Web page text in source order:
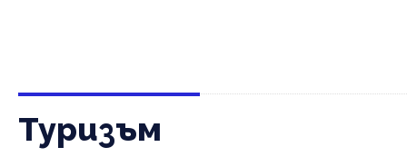
Туризъм